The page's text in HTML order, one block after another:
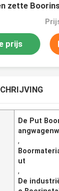
zette
prijs
De Put
,
ut
,
De